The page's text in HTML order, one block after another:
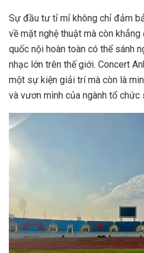
Sự đầu tư tỉ mỉ không chỉ đảm
về mặt nghệ thuật mà còn
quốc nội hoàn toàn có thể sánh
nhạc lớn trên thế giới. Concert
một sự kiện giải trí mà còn là
và vươn mình của ngành tổ